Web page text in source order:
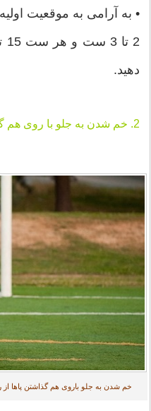
• به آرامی به موقعیت
دهید.
2. خم شدن به جلو با روی هم گذاشتن پاها
خم شدن به جلو باروی هم گذاشتن پاها از